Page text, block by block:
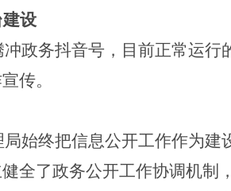
设
政务抖音号，目前正常运
传。
始终把信息公开工作作为
全了政务公开工作协调机制